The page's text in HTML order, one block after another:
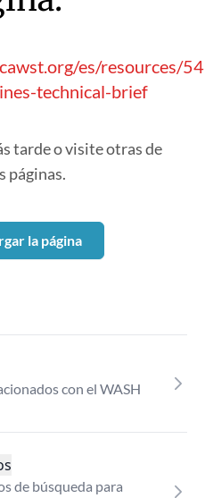
es/resources/
technical-brief
tarde o visite otras de
páginas.
la página
con el WASH
de búsqueda para